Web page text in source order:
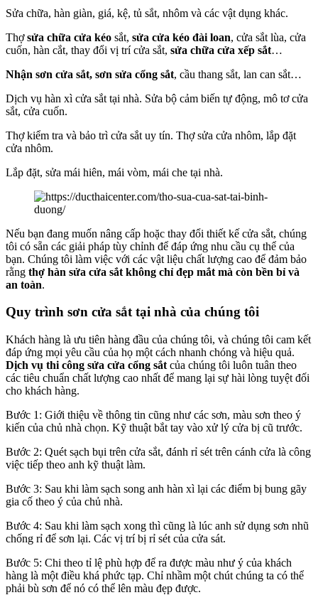
Sửa chữa, hàn giàn, giá, kệ, tủ sắt, nhôm và các vật dụng khác.
Thợsửa chữa cửa kéo sắt, sửa cửa kéo đài loan, cửa sắt lùa, cửa
cuốn, hàn cắt, thay đổi vị trí cửa sắt, sửa chữa cửa xếp sắt…
Nhận sơn cửa sắt, sơn sửa cổng sắt, cầu thang sắt, lan can sắt…
Dịch vụ hàn xì cửa sắt tại nhà. Sửa bộ cảm biến tự động, mô tơ cửa
sắt, cửa cuốn.
Thợ kiểm tra và bảo trì cửa sắt uy tín. Thợ sửa cửa nhôm, lắp đặt
cửa nhôm.
Lắp đặt, sửa mái hiên, mái vòm, mái che tại nhà.
Nếu bạn đang muốn nâng cấp hoặc thay đổi thiết kế cửa sắt, chúng
tôi có sẵn các giải pháp tùy chỉnh để đáp ứng nhu cầu cụ thể của
bạn. Chúng tôi làm việc với các vật liệu chất lượng cao để đảm bảo
rằng thợ hàn sửa cửa sắt không chỉ đẹp mắt mà còn bền bỉ và
an toàn.
Quy trình sơn cửa sắt tại nhà của chúng tôi
Khách hàng là ưu tiên hàng đầu của chúng tôi, và chúng tôi cam kết
đáp ứng mọi yêu cầu của họ một cách nhanh chóng và hiệu quả.
Dịch vụ thi công sửa cửa cổng sắt của chúng tôi luôn tuân theo
các tiêu chuẩn chất lượng cao nhất để mang lại sự hài lòng tuyệt đối
cho khách hàng.
Bước 1: Giới thiệu về thông tin cũng như các sơn, màu sơn theo ý
kiến của chủ nhà chọn. Kỹ thuật bắt tay vào xử lý cửa bị cũ trước.
Bước 2: Quét sạch bụi trên cửa sắt, đánh rỉ sét trên cánh cửa là công
việc tiếp theo anh kỹ thuật làm.
Bước 3: Sau khi làm sạch song anh hàn xì lại các điểm bị bung gãy
gia cố theo ý của chủ nhà.
Bước 4: Sau khi làm sạch xong thì cũng là lúc anh sử dụng sơn nhũ
chống rỉ để sơn lại. Các vị trí bị rỉ sét của cửa sát.
Bước 5: Chi theo tỉ lệ phù hợp để ra được màu như ý của khách
hàng là một điều khá phức tạp. Chỉ nhầm một chút chúng ta có thể
phải bù sơn để nó có thể lên màu đẹp được.